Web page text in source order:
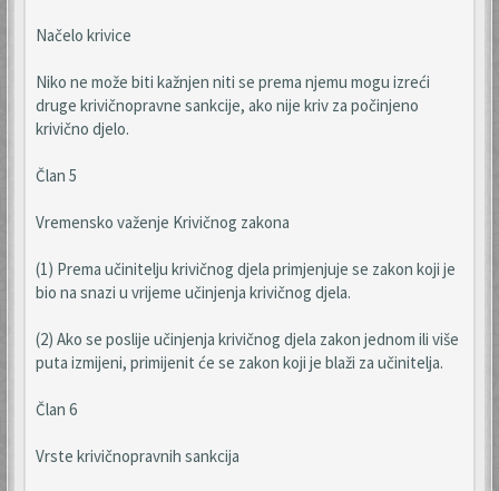
Načelo krivice
Niko ne može biti kažnjen niti se prema njemu mogu izreći
druge krivičnopravne sankcije, ako nije kriv za počinjeno
krivično djelo.
Član 5
Vremensko važenje Krivičnog zakona
(1) Prema učinitelju krivičnog djela primjenjuje se zakon koji je
bio na snazi u vrijeme učinjenja krivičnog djela.
(2) Ako se poslije učinjenja krivičnog djela zakon jednom ili više
puta izmijeni, primijenit će se zakon koji je blaži za učinitelja.
Član 6
Vrste krivičnopravnih sankcija